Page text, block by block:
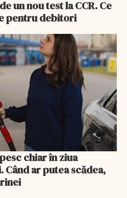
un nou test la CCR. Ce
pentru debitori
chiar în ziua
ar putea scădea,